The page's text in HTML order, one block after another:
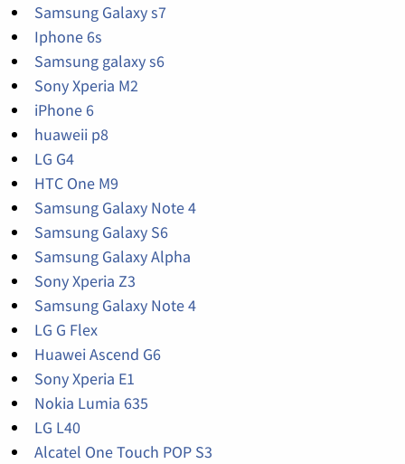
Samsung Galaxy s7
Iphone 6s
Samsung galaxy s6
Sony Xperia M2
iPhone 6
huaweii p8
LG G4
HTC One M9
Samsung Galaxy Note 4
Samsung Galaxy S6
Samsung Galaxy Alpha
Sony Xperia Z3
Samsung Galaxy Note 4
LG G Flex
Huawei Ascend G6
Sony Xperia E1
Nokia Lumia 635
LG L40
Alcatel One Touch POP S3